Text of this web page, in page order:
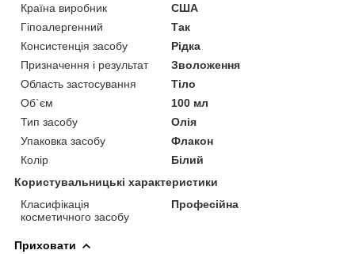
Країна виробник
США
Гіпоалергенний
Так
Консистенція засобу
Рідка
Призначення і результат
Зволоження
Область застосування
Тіло
Об`єм
100 мл
Тип засобу
Олія
Упаковка засобу
Флакон
Колір
Білий
Користувальницькі характеристики
Класифікація
косметичного засобу
Професійна
Приховати